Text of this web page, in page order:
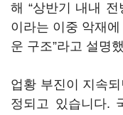
해 “상반기 내내
이라는 이중 악재
운 구조”라고 설명
업황 부진이 지속
정되고 있습니다.